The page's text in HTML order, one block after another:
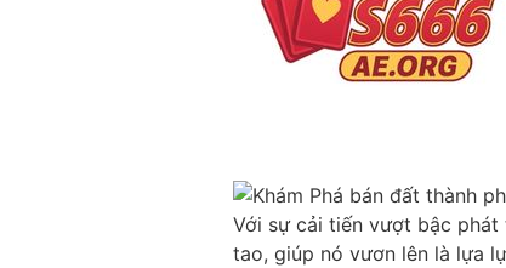
Với sự cải tiến vượt bậc
tao, giúp nó vươn lên là lựa